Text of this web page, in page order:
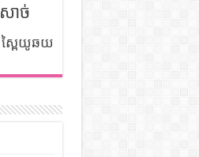
សាច់
ស្ពៃយូឆយ